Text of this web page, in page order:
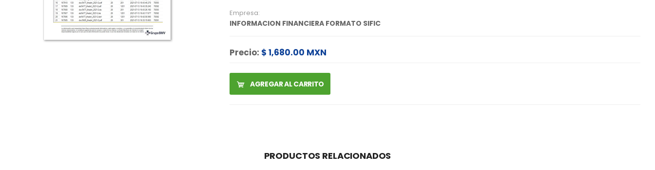
Empresa:
INFORMACION FINANCIERA FORMATO SIFIC
Precio: $ 1,680.00 MXN
AGREGAR AL CARRITO
PRODUCTOS RELACIONADOS